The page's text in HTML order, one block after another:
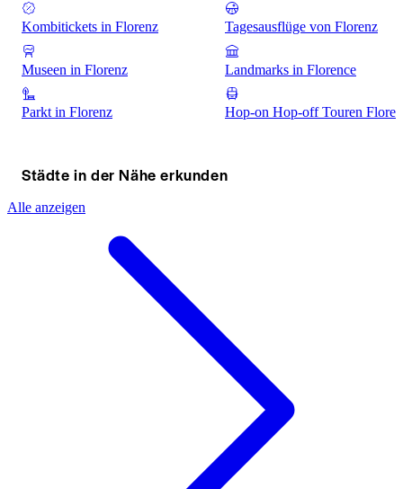
Kombitickets in Florenz Tagesausflüge von Florenz
Museen in Florenz Landmarks in Florence
Parkt in Florenz Hop-on Hop-off Touren
Städte in der Nähe erkunden
Alle anzeigen